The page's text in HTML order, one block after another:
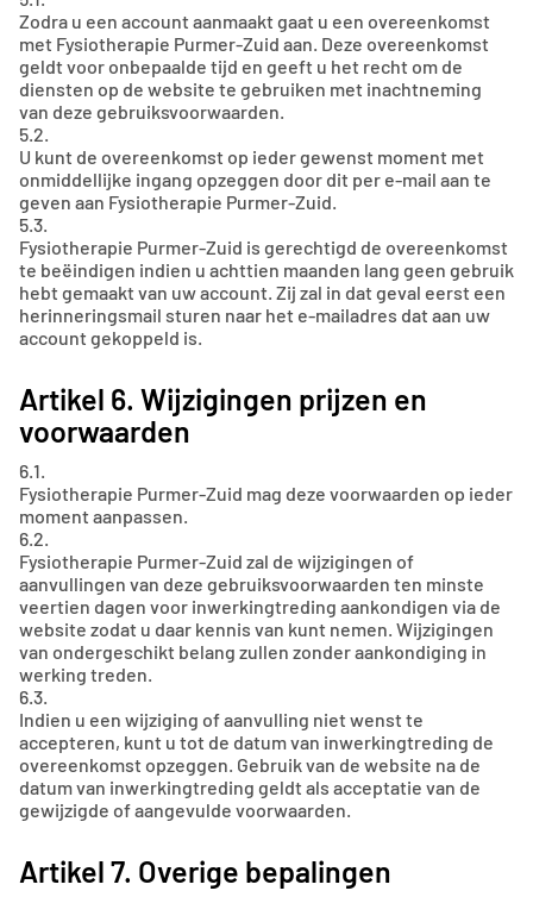
Zodra u een account aanmaakt gaat u een overeenkomst
met Fysiotherapie Purmer-Zuid aan. Deze overeenkomst
geldt voor onbepaalde tijd en geeft u het recht om de
diensten op de website te gebruiken met inachtneming
van deze gebruiksvoorwaarden.
5.2.
U kunt de overeenkomst op ieder gewenst moment met
onmiddellijke ingang opzeggen door dit per e-mail aan te
geven aan Fysiotherapie Purmer-Zuid.
5.3.
Fysiotherapie Purmer-Zuid is gerechtigd de overeenkomst
te beëindigen indien u achttien maanden lang geen gebruik
hebt gemaakt van uw account. Zij zal in dat geval eerst een
herinneringsmail sturen naar het e-mailadres dat aan uw
account gekoppeld is.
Artikel 6. Wijzigingen prijzen en
voorwaarden
6.1.
Fysiotherapie Purmer-Zuid mag deze voorwaarden op ieder
moment aanpassen.
6.2.
Fysiotherapie Purmer-Zuid zal de wijzigingen of
aanvullingen van deze gebruiksvoorwaarden ten minste
veertien dagen voor inwerkingtreding aankondigen via de
website zodat u daar kennis van kunt nemen. Wijzigingen
van ondergeschikt belang zullen zonder aankondiging in
werking treden.
6.3.
Indien u een wijziging of aanvulling niet wenst te
accepteren, kunt u tot de datum van inwerkingtreding de
overeenkomst opzeggen. Gebruik van de website na de
datum van inwerkingtreding geldt als acceptatie van de
gewijzigde of aangevulde voorwaarden.
Artikel 7. Overige bepalingen